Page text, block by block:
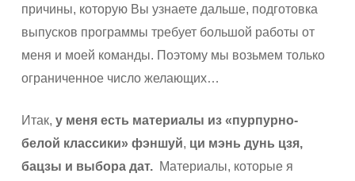
причины, которую Вы узнаете дальше, подготовка
выпусков программы требует большой работы от
меня и моей команды. Поэтому мы возьмем только
ограниченное число желающих…
Итак, у меня есть материалы из «пурпурно-
белой классики» фэншуй, ци мэнь дунь цзя,
бацзы и выбора дат.Материалы, которые я